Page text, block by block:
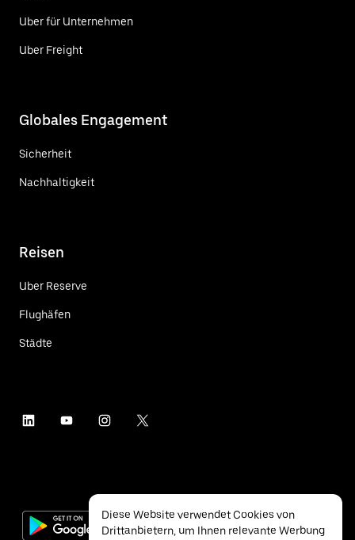
Uber für Unternehmen
Uber Freight
Globales Engagement
Sicherheit
Nachhaltigkeit
Reisen
Uber Reserve
Flughäfen
Städte
Diese Website verwendet Cookies von
Drittanbietern, um Ihnen relevante Werbung